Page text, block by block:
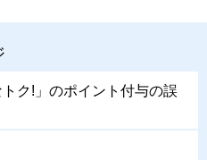
ク!」のポイント付与の誤